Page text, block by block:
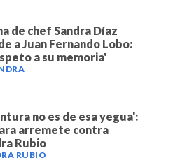
de chef Sandra Díaz
a Juan Fernando Lobo:
a su memoria'
no es de esa yegua':
arremete contra
Rubio
RUBIO